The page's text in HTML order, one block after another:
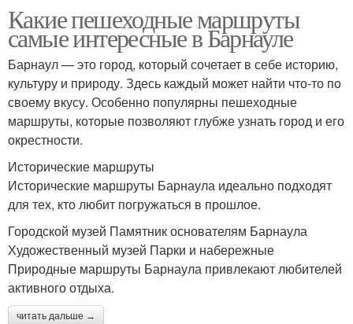
Какие пешеходные маршруты
самые интересные в Барнауле
Барнаул — это город, который сочетает в себе историю,
культуру и природу. Здесь каждый может найти что-то по
своему вкусу. Особенно популярны пешеходные
маршруты, которые позволяют глубже узнать город и его
окрестности.
Исторические маршруты
Исторические маршруты Барнаула идеально подходят
для тех, кто любит погружаться в прошлое.
Городской музей Памятник основателям Барнаула
Художественный музей Парки и набережные
Природные маршруты Барнаула привлекают любителей
активного отдыха.
читать дальше →